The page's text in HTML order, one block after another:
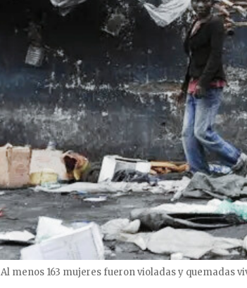
Al menos 163 mujeres fueron violadas y quemadas